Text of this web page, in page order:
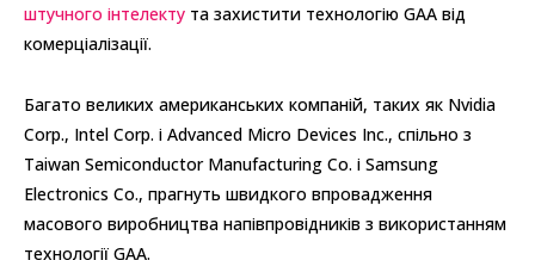
штучного інтелекту та захистити технологію GAA від
комерціалізації.
Багато великих американських компаній, таких як Nvidia
Corp., Intel Corp. і Advanced Micro Devices Inc., спільно з
Taiwan Semiconductor Manufacturing Co. і Samsung
Electronics Co., прагнуть швидкого впровадження
масового виробництва напівпровідників з використанням
технології GAA.